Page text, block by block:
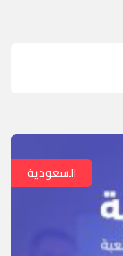
السعودية